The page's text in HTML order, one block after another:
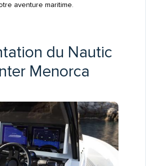
aventure maritime.
du Nautic
Menorca